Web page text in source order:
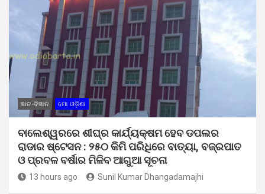
ଜ୍ଞାନ-ବିଜ୍ଞାନ ମୋ ଓଡ଼ିଶା
ବାଲେଶ୍ୱରରେ ଶୀଘ୍ର କାର୍ଯ୍ୟକ୍ଷମ ହେବ ଡପଲର
ରାଡାର ଷ୍ଟେସନ : ୨୫୦ କିମି ପରିଧିରେ ବାତ୍ୟା, ବଜ୍ରପାତ
ଓ ପ୍ରବଳ ବର୍ଷାର ମିଳିବ ଆଗୁଆ ସୂଚନା
13 hours ago Sunil Kumar Dhangadamajhi